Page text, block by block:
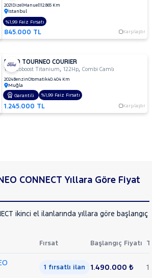
2021 DizelManuel112.865 Km
İstanbul
845.000 TL Karşılaştır
%1,99 Faiz Fırsatı
FORD TOURNEO COURIER
1.0 Ecoboost Titanium,122Hp,Combi Camlı
2024BenzinOtomatik40.404 Km
Muğla
1.245.000 TL Karşılaştır
Garantili %1,99 Faiz Fırsatı
CONNECT Yıllara Göre Fiyat
ikinci el ilanlarında yıllara göre başlangıç
Fırsat Başlangıç Fiyatı
1 fırsatlı ilan 1.490.000 ₺ 1